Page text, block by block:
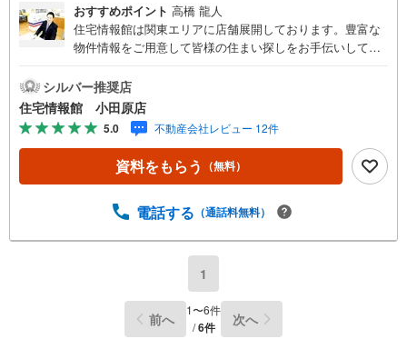
おすすめポイント 高橋 龍人
住宅情報館は関東エリアに店舗展開しております。豊富な
物件情報をご用意して皆様の住まい探しをお手伝いしてお
さい。住宅ローン相談会も同時開催中無理のない住宅ロー
ンの試算やご購入の際にかかる諸費用の概算も行っており
ます。しっかりとした資金計画のアドバイスをさせて頂き
ますので、お気軽にご相談ください。
シルバー推奨店
住宅情報館 小田原店
5.0 不動産会社レビュー 12件
資料をもらう （無料）
電話する （通話料無料）
1
前へ 1〜6件
/6件 次へ